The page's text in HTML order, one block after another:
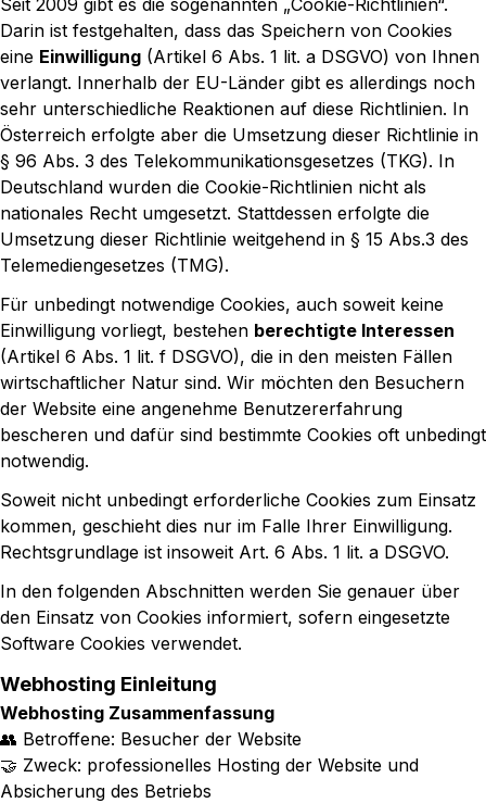
Seit 2009 gibt es die sogenannten „Cookie-Richtlinien“.
Darin ist festgehalten, dass das Speichern von Cookies
eine Einwilligung (Artikel 6 Abs. 1 lit. a DSGVO) von Ihnen
verlangt. Innerhalb der EU-Länder gibt es allerdings noch
sehr unterschiedliche Reaktionen auf diese Richtlinien. In
Österreich erfolgte aber die Umsetzung dieser Richtlinie in
§ 96 Abs. 3 des Telekommunikationsgesetzes (TKG). In
Deutschland wurden die Cookie-Richtlinien nicht als
nationales Recht umgesetzt. Stattdessen erfolgte die
Umsetzung dieser Richtlinie weitgehend in § 15 Abs.3 des
Telemediengesetzes (TMG).
Für unbedingt notwendige Cookies, auch soweit keine
Einwilligung vorliegt, bestehen berechtigte Interessen
(Artikel 6 Abs. 1 lit. f DSGVO), die in den meisten Fällen
wirtschaftlicher Natur sind. Wir möchten den Besuchern
der Website eine angenehme Benutzererfahrung
bescheren und dafür sind bestimmte Cookies oft unbedingt
notwendig.
Soweit nicht unbedingt erforderliche Cookies zum Einsatz
kommen, geschieht dies nur im Falle Ihrer Einwilligung.
Rechtsgrundlage ist insoweit Art. 6 Abs. 1 lit. a DSGVO.
In den folgenden Abschnitten werden Sie genauer über
den Einsatz von Cookies informiert, sofern eingesetzte
Software Cookies verwendet.
Webhosting Einleitung
Webhosting Zusammenfassung
👥 Betroffene: Besucher der Website
🤝 Zweck: professionelles Hosting der Website und
Absicherung des Betriebs